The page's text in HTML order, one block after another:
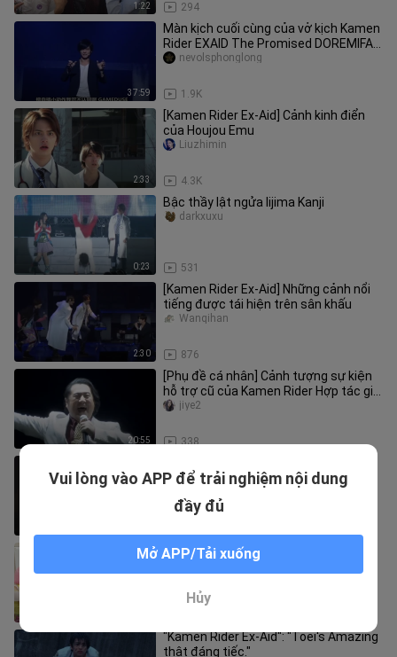
1:22 294
37:59
Màn kịch cuối cùng của vở kịch Kamen
Rider EXAID The Promised DOREMIFA
BEAT
1.9K
nevolsphonglong
2:33
[Kamen Rider Ex-Aid] Cảnh kinh điển
của Houjou Emu
4.3K
Liuzhimin
0:23
Bậc thầy lật ngửa Iijima Kanji
531
darkxuxu
2:30
[Kamen Rider Ex-Aid] Những cảnh nổi
tiếng được tái hiện trên sân khấu
876
Wanqihan
20:55
[Phụ đề cá nhân] Cảnh tượng sự kiện
hỗ trợ cũ của Kamen Rider Hợp tác giả
tưởng và tái xuất hiện nhữ
338
jiye2
"hàng không đúng bảng" của
[Phụ đề tự làm] [Kamen Rider Ex-Aid]
Chuyến công tác Hội thảo CR-Random
"Kamen Rider Ex-Aid": "Toei's Amazing
thật đáng tiếc."
Vui lòng vào APP để trải nghiệm nội dung
đầy đủ
Mở APP/Tải xuống
Hủy